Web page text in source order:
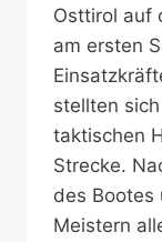
Osttirol auf
am ersten
stellten
taktischen
Strecke.
des Bootes
Meistern